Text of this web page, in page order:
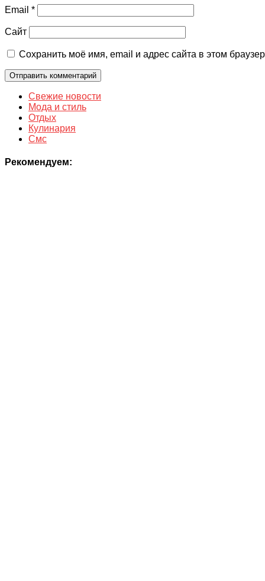
Email *
Сайт
Сохранить моё имя, email и адрес сайта в этом
Свежие новости
Мода и стиль
Отдых
Кулинария
Смс
Рекомендуем: